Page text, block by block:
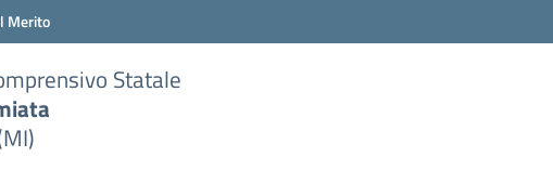
Merito
Statale